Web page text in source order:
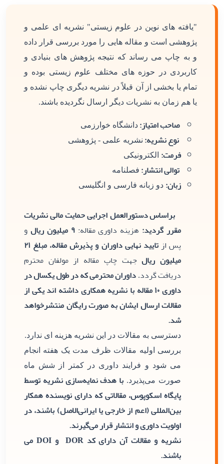
"یافته های نوین در علوم زیستی" نشریه ای علمی و
پژوهشی است و مقاله هایی را مورد بررسی قرار داده
و به چاپ می رساند که نتیجه پژوهش های بنیادی و
کاربردی در حوزه های مختلف علوم زیستی بوده و
تمام یا بخشی از آن قبلاً در نشریه دیگری چاپ نشده و
یا هم زمان به نشریات دیگر ارسال نگردیده باشند.
صاحب امتیاز: دانشگاه خوارزمی
نوع نشریه: نشریه علمی - پژوهشی
فرمت: الکترونیکی
توالی انتشار: فصلنامه
زبان: دو زبانه فارسی و انگلیسی
براساس دستورالعمل اجرایی حمایت مالی نشریات
مقرر گردید: هزینه داوری مقاله:۹ میلیون ریال
و
پس از
تایید نهایی داوران و پذیرش مقاله، مبلغ ۲۱
میلیون ریالجهت چاپ مقاله از مولفان محترم
دریافت گردد. داوران محترمی که در طول یکسال در
داوری ۱۰ مقاله با نشریه همکاری داشته اند یکی از
مقالات ارسال ایشان به صورت رایگان منتشرخواهد
شد.
دسترسی به مقالات در این نشریه هزینه ای ندارد.
بررسی اولیه مقالات ظرف مدت یک هفته انجام
می شود و فرایند داوری در کمتر از شش ماه
صورت می‌پذیرد. با هدف نمایه‌سازی نشریه توسط
پایگاه اسکوپوس، مقالاتی که دارای نویسنده همکار
بین‌المللی (اعم از خارجی یا ایرانی‌الاصل) باشند، در
اولویت داوری و انتشار قرار می‌گیرند.
نشریه و مقالات آن دارای کد DOR و DOI می
باشند.